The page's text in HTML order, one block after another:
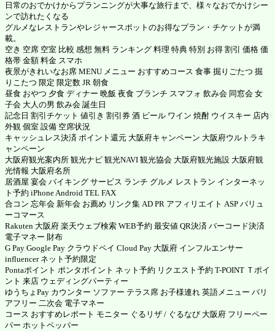
日常のおでかけからプランニングが大事な旅行まで、様々なおでかけシー
ンで訪れたくなる
グルメなレストランやレジャースポットのお得なプラン・チケットが満
載。
空き 空席 空室 比較 感想 無料 ランキング 料理 特典 特別 お得 割引 価格 価
格帯 金額 料金 スマホ
夜景がきれいなお席 MENU メニュー おすすめコース 食事 掘りごたつ 掘
りこたつ 限定 限定数 JR 朝食
昼食 おやつ 夕食 ディナー 晩飯 夜食 ブランチ スマフォ 飲み会 同窓会 女
子会 大人の男 飲み会 誕生日
記念日 割引チケット 値引き 割引券 酒 ビール ワイン 焼酎 ウイスキー 店内
外観 個室 設備 空席状況
キャッシュレス決済 ポイント還元 大阪府キャンペーン 大阪府ウルトラキ
ャンペーン
大阪府観光案内所 観光ナビ 観光NAVI 観光協会 大阪府観光施設 大阪府観
光情報 大阪府名所
居酒屋 宴会 バイキング サービス ランチ グルメ レストラン インターネッ
ト予約 iPhone Android TEL FAX
合コン 忘年会 新年会 お薦め リンク集 AD PR アフィリエイト ASP バリュ
ーコマース
Rakuten 大阪府 楽天ウェブ検索 WEB予約 最安値 QR決済 バーコード決済
電子マネー 財布
G Pay Google Pay クラウドペイ Cloud Pay 大阪府 インフルエンサー
influencer ネット予約限定
Pontaポイント ポンタポイント ネット予約 リクエスト予約 T-POINT Ｔポイ
ント 来店 ウェディングパーティー
ゆうちょPay カウンター ソファー テラス席 お子様連れ 英語メニュー バリ
アフリー 二次会 電子マネー
コース おすすめレポート モニター ぐるリザ / ぐるなび 大阪府 フリーペー
パー ホットペッパー